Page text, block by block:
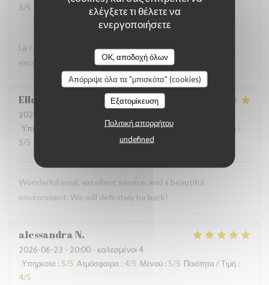
ελέγξετε τι θέλετε να
ενεργοποιήσετε
OK, αποδοχή όλων
Απόρριψε όλα τα "μπισκότα" (cookies)
Εξατομίκευση
Πολιτική απορρήτου
undefined
5/5
La comida estaba muy buena, el vino rico y una atención
excelente. Lo recomiendo 100%.
Ellen
2026-06-28
Υπηρεσία
Ατμόσφαιρα:5/5 Μενού:5/5 Ποιότητα / Τιμή :
5/5
Wonderful meal, excellent service, and a beautiful
environment. We will definitely be back!
alessandraN
2026-06-23 - 20:00 - καλεσμένοι 4
Υπηρεσία : 5/5 Ατμόσφαιρα :4/5 Μενού : 5/5 Ποιότητα / Τιμή :
4/5